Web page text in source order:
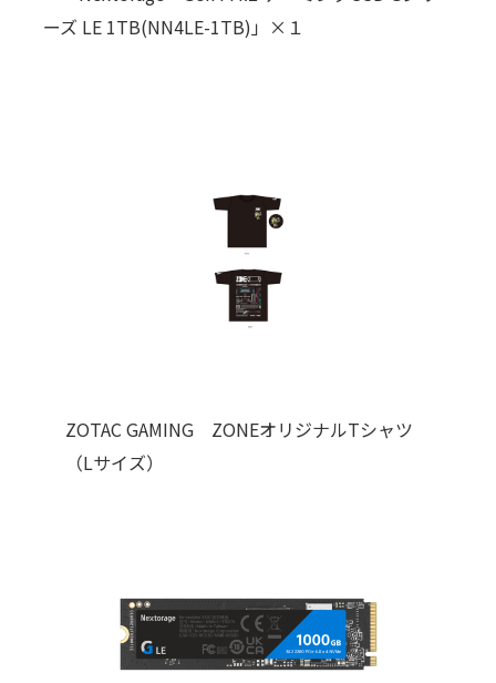
ーズ LE 1TB(NN4LE-1TB)」×１
ZOTAC GAMING ZONEオリジナルTシャツ
（Lサイズ）